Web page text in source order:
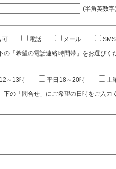
(半角英数字
可 電話 メール
「希望の電話連絡時間帯」をお選びく
～13時 平日18～20時 土
の「問合せ」にご希望の日時をご入力